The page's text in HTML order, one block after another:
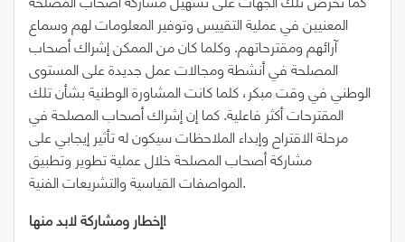
المعنيين في عملية التقييس وتوفير المعلومات لهم وسماع
آرائهم ومقترحاتهم. وكلما كان من الممكن إشراك أصحاب
المصلحة في أنشطة ومجالات عمل جديدة على المستوى
الوطني في وقت مبكر، كلما كانت المشاورة الوطنية بشأن تلك
المقترحات أكثر فاعلية. كما إن إشراك أصحاب المصلحة في
مرحلة الاقتراح وإبداء الملاحظات سيكون له تأثير إيجابي على
مشاركة أصحاب المصلحة خلال عملية تطوير وتطبيق
المواصفات القياسية والتشريعات الفنية.
إخطار ومشاركة لابد منها!